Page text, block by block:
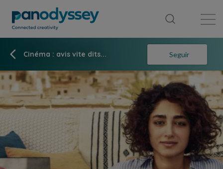
Cinéma : avis vite dits... Seguir